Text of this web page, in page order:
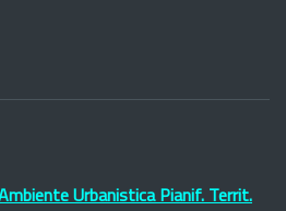
Urbanistica Pianif. Territ.